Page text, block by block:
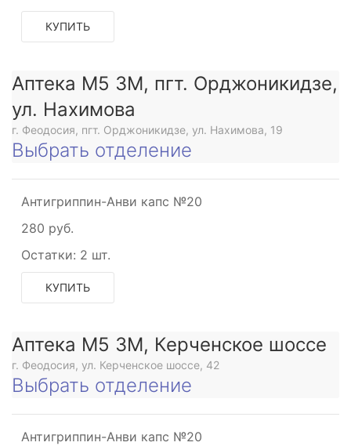
КУПИТЬ
Аптека М5 3М, пгт. Орджоникидзе,
ул. Нахимова
г. Феодосия, пгт. Орджоникидзе, ул. Нахимова, 19
Выбрать отделение
Антигриппин-Анви капс №20
280 руб.
Остатки: 2 шт.
КУПИТЬ
Аптека М5 3М, Керченское шоссе
г. Феодосия, ул. Керченское шоссе, 42
Выбрать отделение
Антигриппин-Анви капс №20